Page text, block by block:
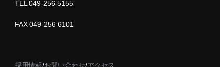
TEL 049-256-5155
FAX 049-256-6101
採用情報/お問い合わせ/アクセス